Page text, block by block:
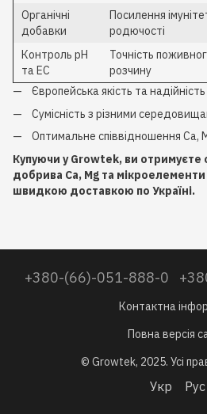
Органічні
добавки
Посилення
родючості
Контроль pH
та EC
Точність
розчину
Європейська якість та надійність
Сумісність з різними
Оптимальне співвідношення Ca,
Купуючи у Growtek, ви отримуєте
добрива Ca, Mg та мікроелементи
швидкою доставкою по Україні.
+380-(66)-051-888-0
Контактна
Повна версія
© Growtek, 2025. Усі
Укр Рус